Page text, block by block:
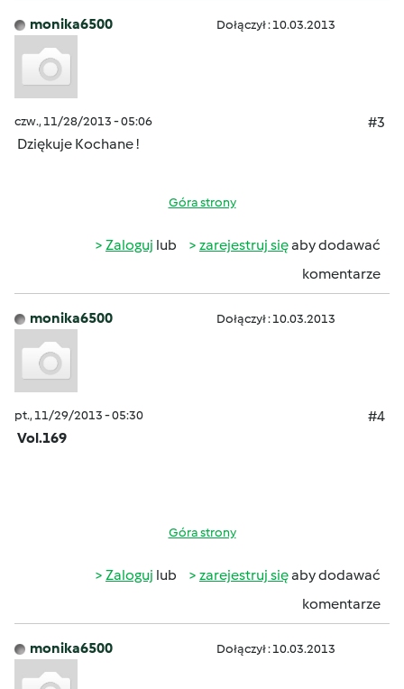
monika6500 Dołączył : 10.03.2013
czw., 11/28/2013 - 05:06
#3
Dziękuje Kochane !
Góra strony
Zaloguj lub zarejestruj sięaby dodawać
komentarze
monika6500 Dołączył : 10.03.2013
pt., 11/29/2013 - 05:30
#4
Vol.169
Góra strony
Zaloguj lub zarejestruj sięaby dodawać
komentarze
monika6500 Dołączył : 10.03.2013